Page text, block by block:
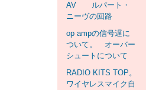
AV ルパート・
ニーヴの回路
op ampの信号遅に
ついて。 オーバー
シュートについて
RADIO KITS TOP。
ワイヤレスマイク自